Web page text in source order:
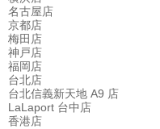
名古屋店
京都店
梅田店
神戸店
福岡店
台北店
台北信義新天地 A9 店
LaLaport 台中店
香港店